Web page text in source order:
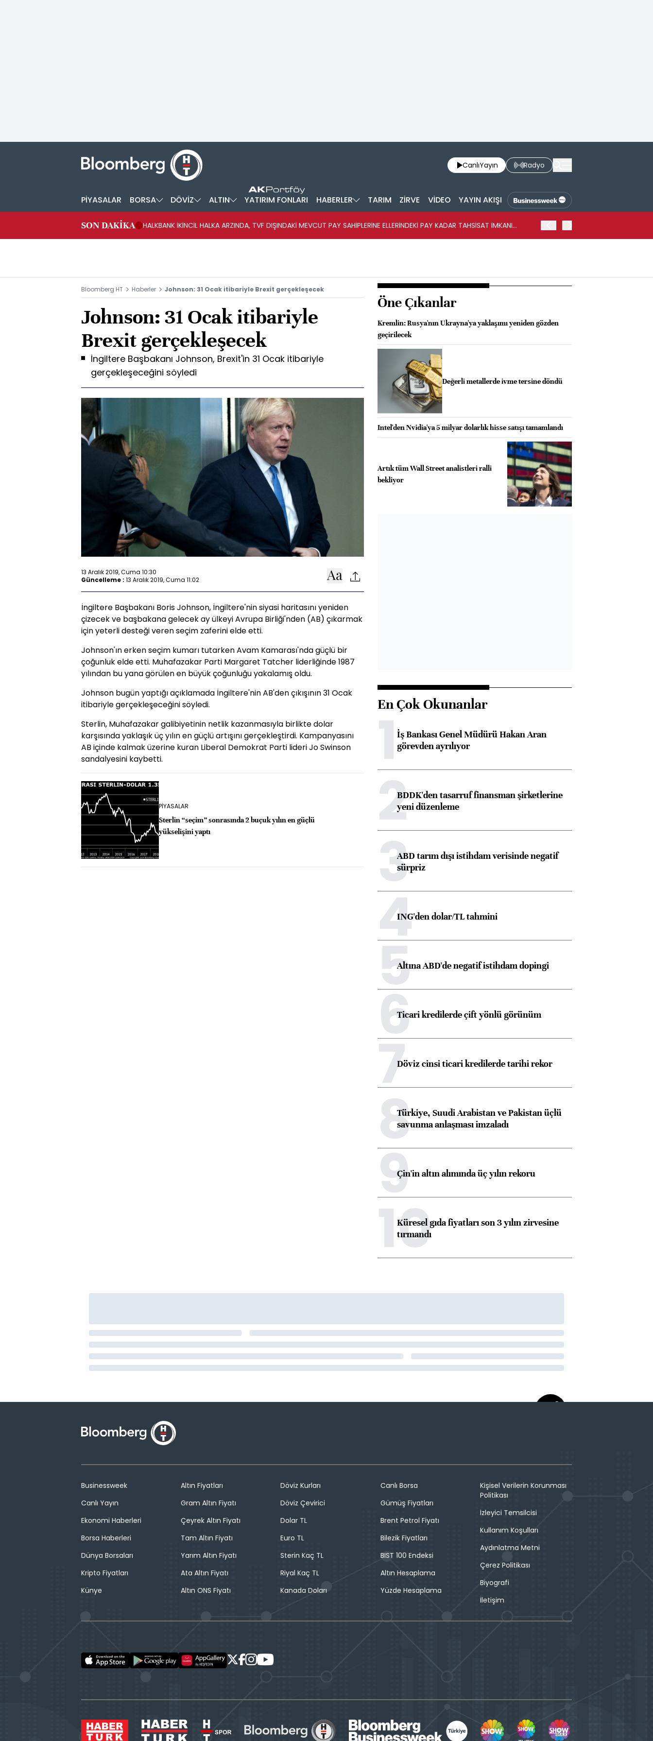
CanlıYayın Radyo
PİYASALAR BORSA DÖVİZ ALTIN YATIRIM FONLARI HABERLER TARIM ZİRVE VİDEO YAYIN AKIŞI
SON DAKİKA
HALKBANK İKİNCİL HALKA ARZINDA, TVF DIŞINDAKİ MEVCUT PAY SAHİPLERİNE ELLERİNDEKİ PAY KADAR TAHSİSAT İMKANI
Bloomberg HT Haberler Johnson: 31 Ocak itibariyle Brexit gerçekleşecek
Johnson: 31 Ocak itibariyle
Brexit gerçekleşecek
İngiltere Başbakanı Johnson, Brexit'in 31 Ocak itibariyle
gerçekleşeceğini söyledi
13 Aralık 2019, Cuma 10:30
Güncelleme : 13 Aralık 2019, Cuma 11:02
İngiltere Başbakanı Boris Johnson, İngiltere'nin siyasi haritasını yeniden
çizecek ve başbakana gelecek ay ülkeyi Avrupa Birliği'nden (AB) çıkarmak
için yeterli desteği veren seçim zaferini elde etti.
Johnson'ın erken seçim kumarı tutarken Avam Kamarası'nda güçlü bir
çoğunluk elde etti. Muhafazakar Parti Margaret Tatcher liderliğinde 1987
yılından bu yana görülen en büyük çoğunluğu yakalamış oldu.
Johnson bugün yaptığı açıklamada İngiltere'nin AB'den çıkışının 31 Ocak
itibariyle gerçekleşeceğini söyledi.
Sterlin, Muhafazakar galibiyetinin netlik kazanmasıyla birlikte dolar
karşısında yaklaşık üç yılın en güçlü artışını gerçekleştirdi. Kampanyasını
AB içinde kalmak üzerine kuran Liberal Demokrat Parti lideri Jo Swinson
sandalyesini kaybetti.
PİYASALAR
Sterlin “seçim” sonrasında 2 buçuk yılın en güçlü
yükselişini yaptı
Öne Çıkanlar
Kremlin: Rusya'nın Ukrayna'ya yaklaşımı yeniden gözden
geçirilecek
Değerli metallerde ivme tersine döndü
Intel'den Nvidia'ya 5 milyar dolarlık hisse satışı tamamlandı
Artık tüm Wall Street analistleri ralli
bekliyor
En Çok Okunanlar
1İş Bankası Genel Müdürü Hakan Aran
görevden ayrılıyor
2BDDK'den tasarruf finansman şirketlerine
yeni düzenleme
3ABD tarım dışı istihdam verisinde negatif
sürpriz
4ING'den dolar/TL tahmini
5Altına ABD'de negatif istihdam dopingi
6Ticari kredilerde çift yönlü görünüm
7Döviz cinsi ticari kredilerde tarihi rekor
8Türkiye, Suudi Arabistan ve Pakistan üçlü
savunma anlaşması imzaladı
9Çin'in altın alımında üç yılın rekoru
10
Küresel gıda fiyatları son 3 yılın zirvesine
tırmandı
Businessweek
Canlı Yayın
Ekonomi Haberleri
Borsa Haberleri
Dünya Borsaları
Kripto Fiyatları
Künye
Altın Fiyatları
Gram Altın Fiyatı
Çeyrek Altın Fiyatı
Tam Altın Fiyatı
Yarım Altın Fiyatı
Ata Altın Fiyatı
Altın ONS Fiyatı
Döviz Kurları
Döviz Çevirici
Dolar TL
Euro TL
Sterin Kaç TL
Riyal Kaç TL
Kanada Doları
Canlı Borsa
Gümüş Fiyatları
Brent Petrol Fiyatı
Bilezik Fiyatları
BIST 100 Endeksi
Altın Hesaplama
Yüzde Hesaplama
Kişisel Verilerin Korunması
Politikası
İzleyici Temsilcisi
Kullanım Koşulları
Aydınlatma Metni
Çerez Politikası
Biyografi
İletişim